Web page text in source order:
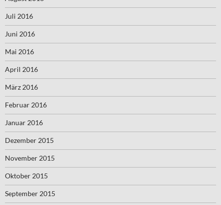
Juli 2016
Juni 2016
Mai 2016
April 2016
März 2016
Februar 2016
Januar 2016
Dezember 2015
November 2015
Oktober 2015
September 2015